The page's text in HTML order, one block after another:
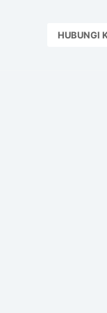
HUBUNGI